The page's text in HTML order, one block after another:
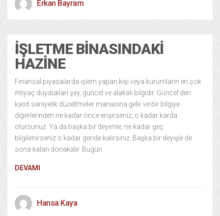
Erkan Bayram
İŞLETME BINASINDAKI
HAZINE
Finansal piyasalarda işlem yapan kişi veya kurumların en çok
ihtiyaç duydukları şey, güncel ve alakalı bilgidir. Güncel’den
kasıt saniyelik düzeltmeler manasına gelir ve bir bilgiye
diğerlerinden ne kadar önce erişirseniz, o kadar karda
olursunuz. Ya da başka bir deyimle, ne kadar geç
bilgilenirseniz o kadar geride kalırsınız. Başka bir deyişle de
sona kalan donakalır. Bugün
DEVAMI
Hansa Kaya